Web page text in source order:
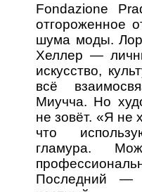
Fondazione
отгороженное
шума моды.
Хеллер —
искусство,
всё
Миучча. Но
не зовёт. «Я не
что
гламура.
Последний —